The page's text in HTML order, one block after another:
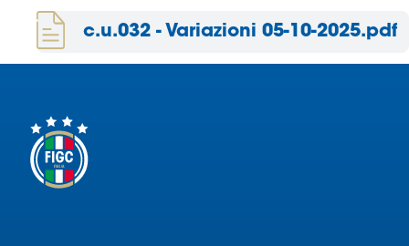
partner
delle
nazionali
c.u.032 - Variazioni 05-10-2025.pdf